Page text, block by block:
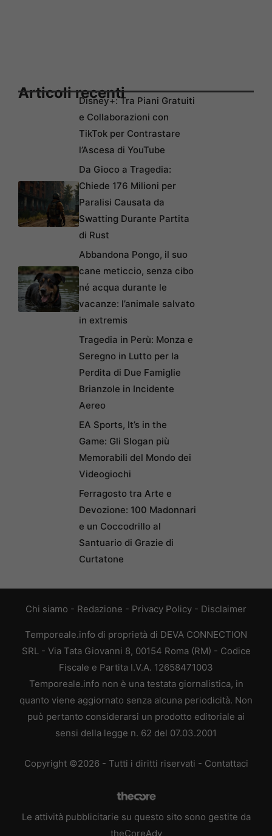
Articoli recentiDisney+: Tra Piani Gratuiti
e Collaborazioni con
TikTok per Contrastare
l’Ascesa di YouTube
Da Gioco a Tragedia:
Chiede 176 Milioni per
Paralisi Causata da
Swatting Durante Partita
di Rust
Abbandona Pongo, il suo
cane meticcio, senza cibo
né acqua durante le
vacanze: l’animale salvato
in extremis
Tragedia in Perù: Monza e
Seregno in Lutto per la
Perdita di Due Famiglie
Brianzole in Incidente
Aereo
EA Sports, It’s in the
Game: Gli Slogan più
Memorabili del Mondo dei
Videogiochi
Ferragosto tra Arte e
Devozione: 100 Madonnari
e un Coccodrillo al
Santuario di Grazie di
Curtatone
Chi siamo - Redazione - Privacy Policy - Disclaimer
Temporeale.info di proprietà di DEVA CONNECTION
SRL - Via Tata Giovanni 8, 00154 Roma (RM) - Codice
Fiscale e Partita I.V.A. 12658471003
Temporeale.info non è una testata giornalistica, in
quanto viene aggiornato senza alcuna periodicità. Non
può pertanto considerarsi un prodotto editoriale ai
sensi della legge n. 62 del 07.03.2001
Copyright ©2026 - Tutti i diritti riservati - Contattaci
Le attività pubblicitarie su questo sito sono gestite da
theCoreAdv